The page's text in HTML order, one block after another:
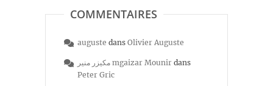
COMMENTAIRES
auguste dans Olivier Auguste
مكيزر منير mgaizar Mounir dans
Peter Gric